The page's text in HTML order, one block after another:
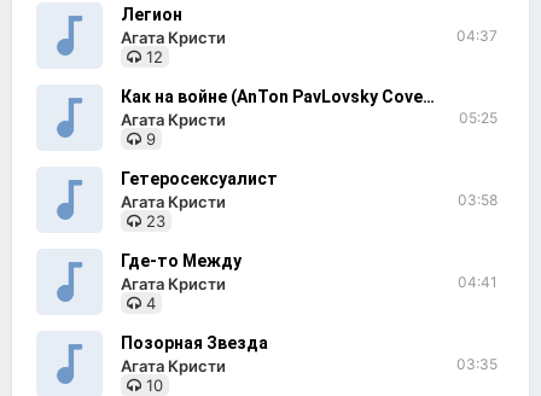
Легион
Агата Кристи
12
04:37
Как на войне (AnTon PavLovsky Cover Mix)
Агата Кристи
9
05:25
Гетеросексуалист
Агата Кристи
23
03:58
Где-то Между
Агата Кристи
4
04:41
Позорная Звезда
Агата Кристи
10
03:35